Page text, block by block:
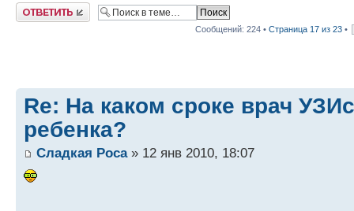
Ответить
Сообщений: 224 • Страница 17 из 23 •
Re: На каком сроке врач
ребенка?
Сладкая Роса» 12 янв 2010, 18:07